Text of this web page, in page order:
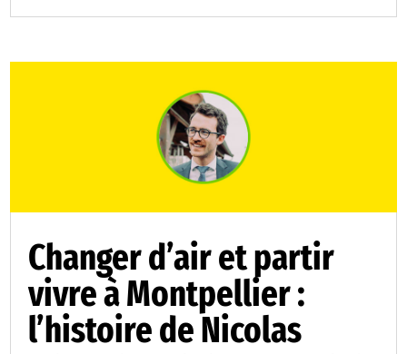
Changer d’air et partir
vivre à Montpellier :
l’histoire de Nicolas